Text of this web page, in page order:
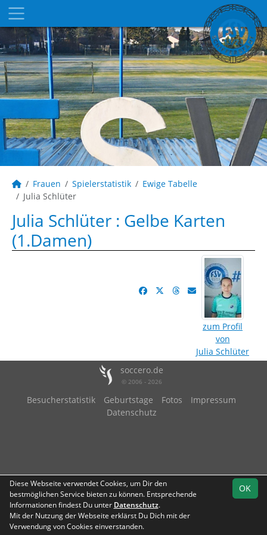
Frauen Spielerstatistik
Ewige Tabelle
Julia Schlüter
Julia Schlüter : Gelbe Karten
(1.Damen)
zum Profil
von
Julia Schlüter
soccero.de
© 2006 - 2026
Besucherstatistik Geburtstage Fotos
Impressum
Datenschutz
OK
Diese Webseite verwendet Cookies, um Dir den
bestmöglichen Service bieten zu können. Entsprechende
Informationen findest Du unter Datenschutz.
Mit der Nutzung der Webseite erklärst Du Dich mit der
Verwendung von Cookies einverstanden.